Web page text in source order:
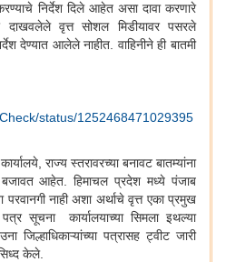
निर्देश दिले आहेत असा दावा करणारे
दाखवलेले वृत्त सोशल मिडीयावर पसरले
देण्यात आलेले नाहीत. वाहिनीने ही बातमी
status/1252468471029395
राज्य स्तरावरच्या बनावट बातम्यांना
बजावत आहेत. हिमाचल प्रदेश मध्ये पंजाब
परवानगी नाही अशा अर्थाचे वृत्त एका प्रमुख
सूचना कार्यालयाच्या सिमला इथल्या
जिल्हाधिकाऱ्यांच्या पत्रासह ट्वीट जारी
केले.